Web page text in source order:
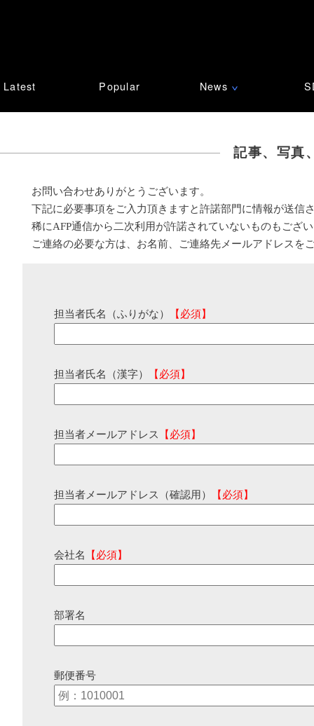
Latest Popular News ∨
記事、写真
お問い合わせありがとうございます。
下記に必要事項をご入力頂きますと許諾部門に情報が送信
稀にAFP通信から二次利用が許諾されていないものもござ
ご連絡の必要な方は、お名前、ご連絡先メールアドレスを
担当者氏名（ふりがな） 【必須】
担当者氏名（漢字） 【必須】
担当者メールアドレス 【必須】
担当者メールアドレス（確認用） 【必須】
会社名 【必須】
部署名
郵便番号